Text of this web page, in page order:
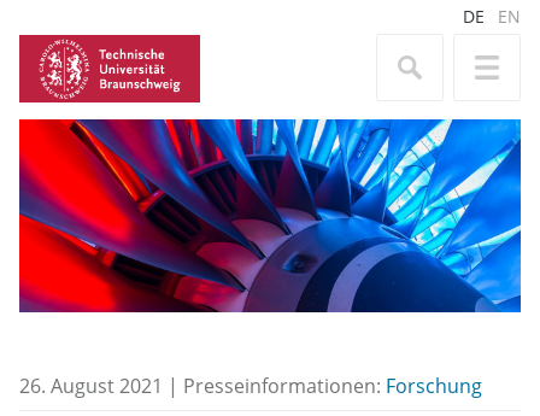
DE EN
26. August 2021 | Presseinformationen: Forschung